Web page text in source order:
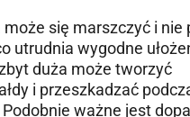
może się marszczyć i nie
utrudnia wygodne
duża może tworzyć
i przeszkadzać
ważne jest